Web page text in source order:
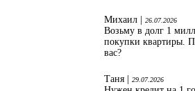
Михаил | 26.07.2026
Возьму в долг 1
покупки квартиры.
вас?
Таня | 29.07.2026